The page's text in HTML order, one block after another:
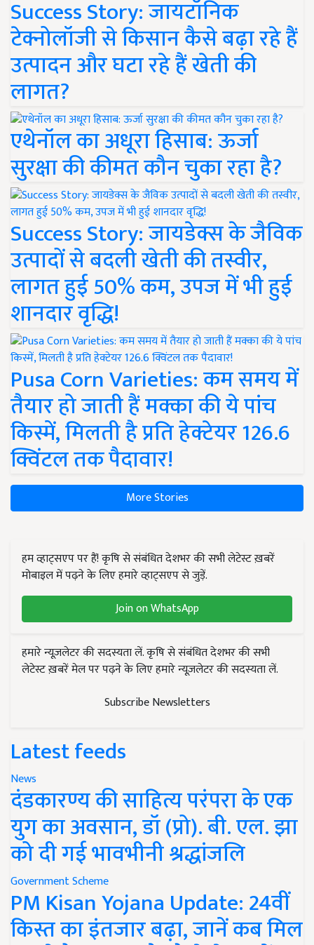
Success Story: जायटॉनिक
टेक्नोलॉजी से किसान कैसे बढ़ा रहे हैं
उत्पादन और घटा रहे हैं खेती की
लागत?
एथेनॉल का अधूरा हिसाब: ऊर्जा
सुरक्षा की कीमत कौन चुका रहा है?
Success Story: जायडेक्स के जैविक
उत्पादों से बदली खेती की तस्वीर,
लागत हुई 50% कम, उपज में भी हुई
शानदार वृद्धि!
Pusa Corn Varieties: कम समय में
तैयार हो जाती हैं मक्का की ये पांच
किस्में, मिलती है प्रति हेक्टेयर 126.6
क्विंटल तक पैदावार!
More Stories
हम व्हाट्सएप पर हैं! कृषि से संबंधित देशभर की सभी लेटेस्ट ख़बरें
मोबाइल में पढ़ने के लिए हमारे व्हाट्सएप से जुड़ें.
Join on WhatsApp
हमारे न्यूज़लेटर की सदस्यता लें. कृषि से संबंधित देशभर की सभी
लेटेस्ट ख़बरें मेल पर पढ़ने के लिए हमारे न्यूज़लेटर की सदस्यता लें.
Subscribe Newsletters
Latest feeds
News
दंडकारण्य की साहित्य परंपरा के एक
युग का अवसान, डॉ (प्रो). बी. एल. झा
को दी गई भावभीनी श्रद्धांजलि
Government Scheme
PM Kisan Yojana Update: 24वीं
किस्त का इंतजार बढ़ा, जानें कब मिल